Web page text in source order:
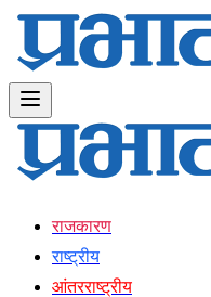
राजकारण
राष्ट्रीय
आंतरराष्ट्रीय